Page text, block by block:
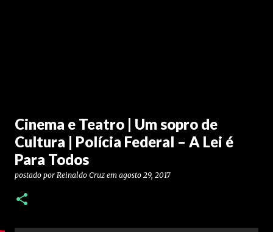
Cinema e Teatro | Um sopro de
Cultura | Polícia Federal – A Lei é
Para Todos
postado por Reinaldo Cruz em agosto 29, 2017